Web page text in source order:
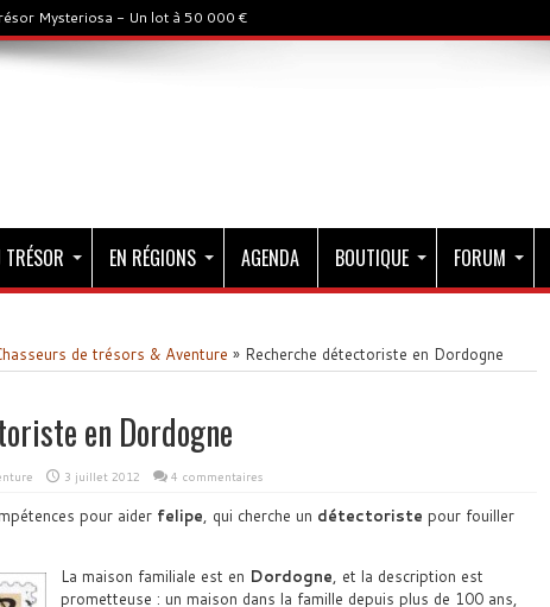
Mysteriosa - Un lot à 50 000 €
EN RÉGIONS AGENDA BOUTIQUE FORUM
de trésors & Aventure » Recherche détectoriste en Dordogne
en Dordogne
3 juillet 2012 4 commentaires
pour aider felipe, qui cherche un détectoriste pour fouiller
La maison familiale est en Dordogne, et la description est
prometteuse : un maison dans la famille depuis plus de 100 ans,